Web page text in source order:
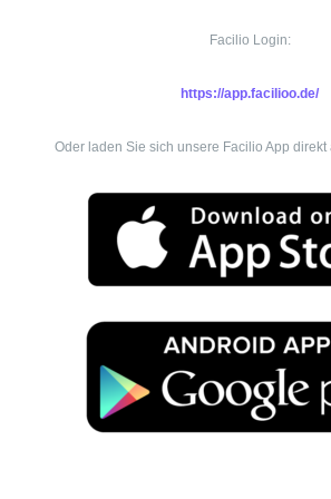
Facilio Login:
https://app.facilioo.de/
Oder laden Sie sich unsere Facilio App direkt